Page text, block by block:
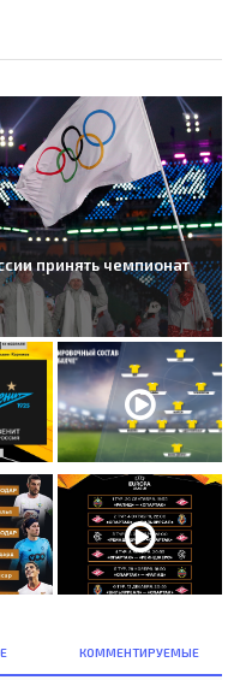
принять чемпионат
КОММЕНТИРУЕМЫЕ